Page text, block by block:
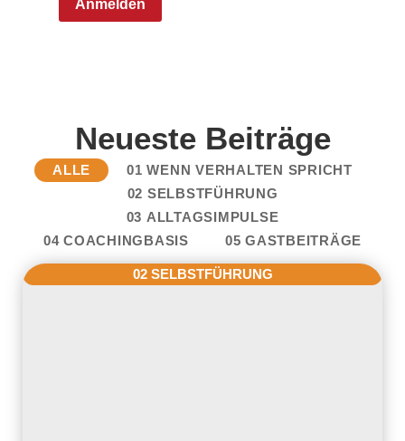
Neueste Beiträge
01 WENN VERHALTEN SPRICHT
02 SELBSTFÜHRUNG
03 ALLTAGSIMPULSE
04 COACHINGBASIS
05 GASTBEITRÄGE
ALLE
02 SELBSTFÜHRUNG